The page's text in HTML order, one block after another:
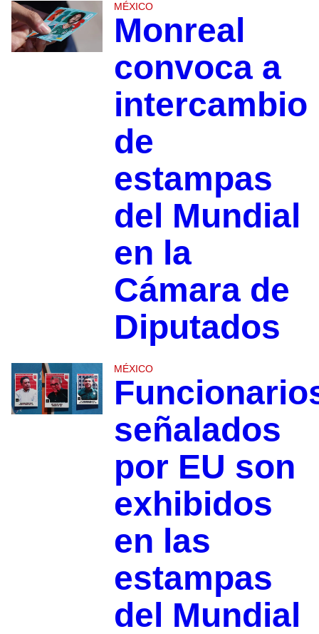
MÉXICO
Monreal
convoca a
intercambio
de
estampas
del Mundial
en la
Cámara de
Diputados
MÉXICO
señalados
por EU son
exhibidos
en las
estampas
del Mundial